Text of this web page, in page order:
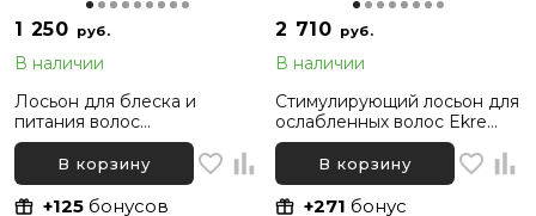
1 250 руб.
В наличии
Лосьон для блеска и
питания волос
увлажняющий Ekre Nature
Oil Non Oil, 250 мл
В корзину
+125 бонусов
2 710 руб.
В наличии
Стимулирующий лосьон для
ослабленных волос Ekre
Nature Vegetal Placenta,
10x10 млВ корзину
+271 бонус